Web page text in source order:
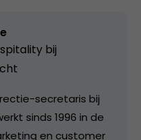
bij
secretaris bij
sinds 1996 in de
en customer